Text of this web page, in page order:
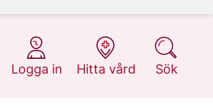
Logga in
på 1177.se
Hitta vård
på 1177.se
Sök
på 1177.se